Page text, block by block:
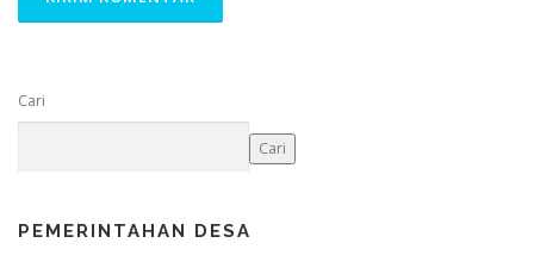
Cari
Cari
PEMERINTAHAN DESA